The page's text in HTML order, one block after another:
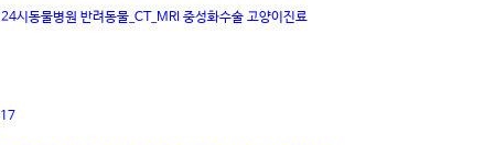
24시동물병원 반려동물_CT_MRI 중성화수술 고양이진료